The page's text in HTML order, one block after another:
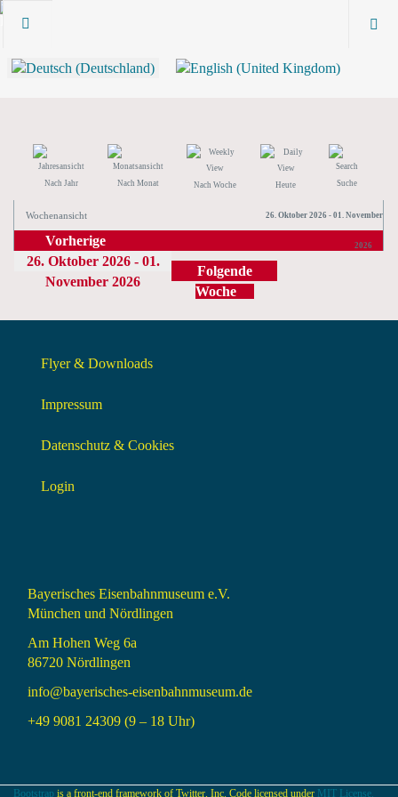
Nach Jahr Nach Monat Nach Woche Heute Suche
Wochenansicht 26. Oktober 2026 - 01. November
2026
Vorherige
Woche
26. Oktober 2026 - 01.
November 2026
Folgende
Woche
Flyer & Downloads
Impressum
Datenschutz & Cookies
Login
Bayerisches Eisenbahnmuseum e.V.
München und Nördlingen
Am Hohen Weg 6a
86720 Nördlingen
info@bayerisches-eisenbahnmuseum.de
+49 9081 24309 (9 – 18 Uhr)
Bootstrap is a front-end framework of Twitter, Inc. Code licensed under MIT License.